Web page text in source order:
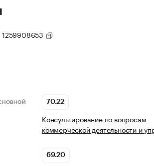
1259908653
70.22
Консультирование по вопросам
коммерческой деятельности и
69.20